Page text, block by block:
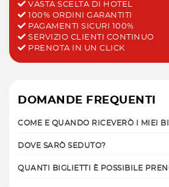
VASTA SCELTA DI HOTEL
100% ORDINI GARANTITI
PAGAMENTI SICURI 100%
SERVIZIO CLIENTI CONTINUO
PRENOTA IN UN CLICK
DOMANDE FREQUENTI
COME E QUANDO RICEVERÒ I MIEI
DOVE SARÒ SEDUTO?
QUANTI BIGLIETTI È POSSIBILE